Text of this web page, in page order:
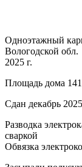
Одноэтажный
Вологодской обл.
2025 г.
Площадь дома
Сдан декабрь
Разводка
сваркой
Обвязка